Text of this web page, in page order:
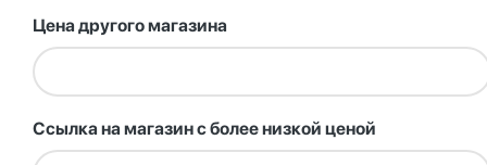
Цена другого магазина
Ссылка на магазин с более низкой ценой